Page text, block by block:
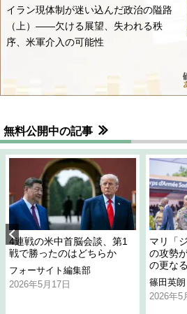
イラン現体制が迷い込んだ政治の隘路
（上）――欠ける展望、失われる秩
序、米軍介入の可能性
無料公開中の記事
4連戦の米中首脳会談、第1
戦で勝ったのはどちらか
フォーサイト編集部
2026年5月17日
マリ「
の攻勢
の更な
篠田英朗
2026年5